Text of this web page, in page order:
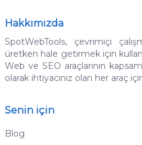
Hakkımızda
SpotWebTools, çevrimiçi
üretken hale getirmek için
Web ve SEO araçlarının
olarak ihtiyacınız olan her araç
Senin için
Blog